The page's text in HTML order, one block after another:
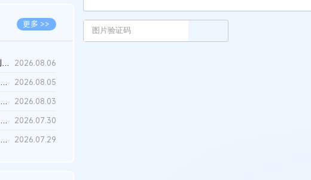
更多 >>
上诉人I某工具制品有限公司与被上诉人程某及一审被告中华人民共和...
2026.08.06
某甲公司、某乙公司、某丙公司申请诉前行为保全复议裁定书
2026.08.05
某甲公司、某乙公司、官某与某丙公司专利申请权权属纠纷 二审判决...
2026.08.03
谭某与长沙马某堆农产品股份有限公司滥用市场支配地位纠纷二审裁...
2026.07.30
杭州华某有限公司与菲某有限公司侵害发明专利权纠纷 2026.07.29